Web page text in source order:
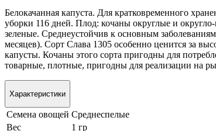
Белокачанная капуста. Для кратковременного
уборки 116 дней. Плод: кочаны округлые и
зеленые. Среднеустойчив к основным
месяцев). Сорт Слава 1305 особенно ценится за
капусты. Кочаны этого сорта пригодны для
товарные, плотные, пригодны для реализации на
Характеристики
Семена овощей Среднеспелые
Вес
1 гр